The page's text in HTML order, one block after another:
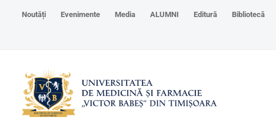
Noutăți Evenimente Media ALUMNI Editură Bibliotecă